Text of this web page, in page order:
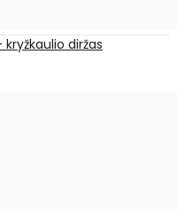
diržas